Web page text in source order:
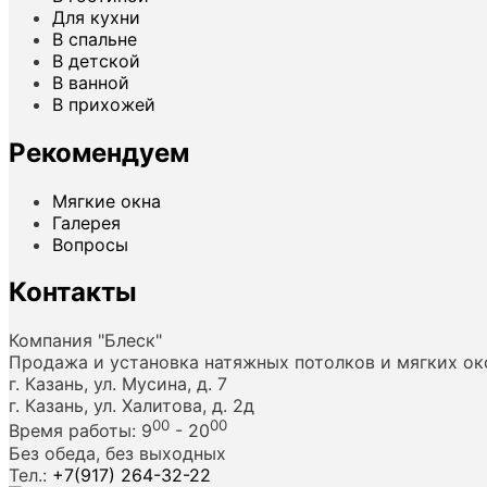
Для кухни
В спальне
В детской
В ванной
В прихожей
Рекомендуем
Мягкие окна
Галерея
Вопросы
Контакты
Компания "Блеск"
Продажа и установка натяжных потолков и мягких
г. Казань, ул. Мусина, д. 7
г. Казань, ул. Халитова, д. 2д
Время работы: 900 - 2000
Без обеда, без выходных
Тел.: +7(917) 264-32-22